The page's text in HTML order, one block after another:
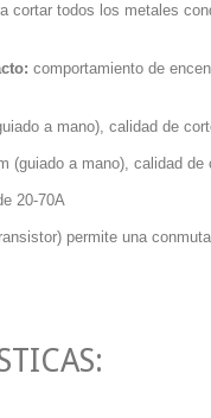
cortar todos los metales
comportamiento de
a mano), calidad de
(guiado a mano), calidad
20-70A
permite una